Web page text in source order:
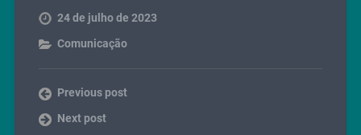
24 de julho de 2023
Comunicação
Previous post
Next post